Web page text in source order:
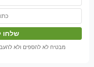
מבטיח לא להספים ולא